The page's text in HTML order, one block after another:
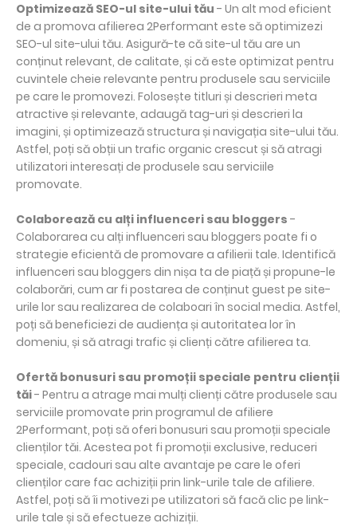
Optimizează SEO-ul site-ului tău - Un alt mod eficient
de a promova afilierea 2Performant este să optimizezi
SEO-ul site-ului tău. Asigură-te că site-ul tău are un
conținut relevant, de calitate, și că este optimizat pentru
cuvintele cheie relevante pentru produsele sau serviciile
pe care le promovezi. Folosește titluri și descrieri meta
atractive și relevante, adaugă tag-uri și descrieri la
imagini, și optimizează structura și navigația site-ului tău.
Astfel, poți să obții un trafic organic crescut și să atragi
utilizatori interesați de produsele sau serviciile
promovate.
Colaborează cu alți influenceri sau bloggers -
Colaborarea cu alți influenceri sau bloggers poate fi o
strategie eficientă de promovare a afilierii tale. Identifică
influenceri sau bloggers din nișa ta de piață și propune-le
colaborări, cum ar fi postarea de conținut guest pe site-
urile lor sau realizarea de colaboari în social media. Astfel,
poți să beneficiezi de audiența și autoritatea lor în
domeniu, și să atragi trafic și clienți către afilierea ta.
Ofertă bonusuri sau promoții speciale pentru clienții
tăi- Pentru a atrage mai mulți clienți către produsele sau
serviciile promovate prin programul de afiliere
2Performant, poți să oferi bonusuri sau promoții speciale
clienților tăi. Acestea pot fi promoții exclusive, reduceri
speciale, cadouri sau alte avantaje pe care le oferi
clienților care fac achiziții prin link-urile tale de afiliere.
Astfel, poți să îi motivezi pe utilizatori să facă clic pe link-
urile tale și să efectueze achiziții.